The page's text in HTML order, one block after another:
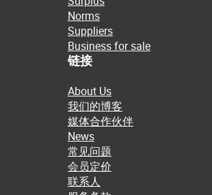
Norms
Suppliers
Business for sale
链接
About Us
我们的博客
媒体合作伙伴
News
常见问题
会员定价
联系人